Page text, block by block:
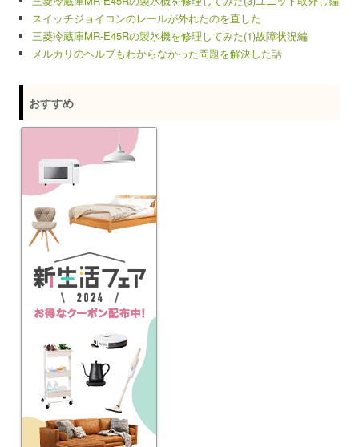
スイッチジョイコンのレールが外れたのを直した
三菱冷蔵庫MR-E45Rの製氷機を修理してみた(1)故障状況編
メルカリのヘルプもわからなかった問題を解決した話
おすすめ